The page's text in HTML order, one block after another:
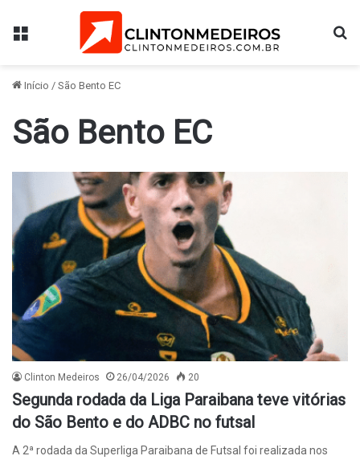
Menu
Início / São Bento EC
São Bento EC
Clinton Medeiros 26/04/2026 20
Segunda rodada da Liga Paraibana teve vitórias
do São Bento e do ADBC no futsal
A 2ª rodada da Superliga Paraibana de Futsal foi realizada nos